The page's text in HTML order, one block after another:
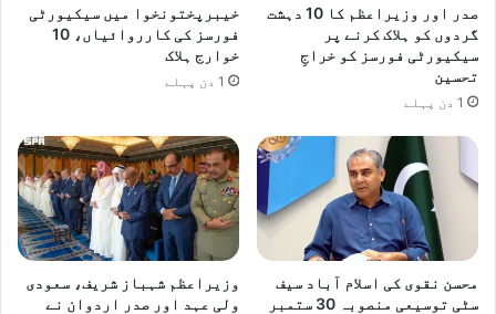
صدر اور وزیراعظم کا 10 دہشت
گردوں کو ہلاک کرنے پر
سیکیورٹی فورسز کو خراجِ
تحسین
1 دن پہلے
خیبرپختونخوا میں سیکیورٹی
فورسز کی کارروائیاں، 10
خوارج ہلاک
1 دن پہلے
محسن نقوی کی اسلام آباد سیف
سٹی توسیعی منصوبہ 30 ستمبر
وزیراعظم شہباز شریف، سعودی
ولی عہد اور صدر اردوان نے